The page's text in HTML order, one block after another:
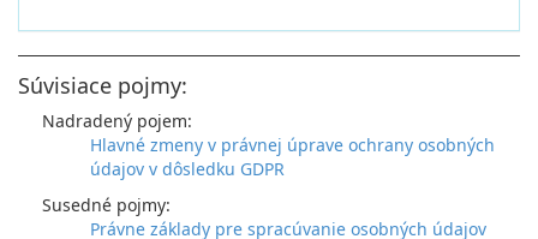
Súvisiace pojmy:
Nadradený pojem:
Hlavné zmeny v právnej úprave ochrany osobných
údajov v dôsledku GDPR
Susedné pojmy:
Právne základy pre spracúvanie osobných údajov